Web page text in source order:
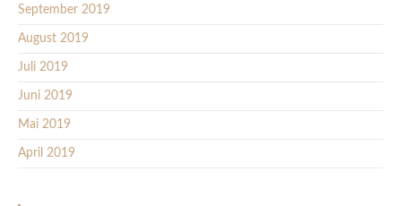
September 2019
August 2019
Juli 2019
Juni 2019
Mai 2019
April 2019